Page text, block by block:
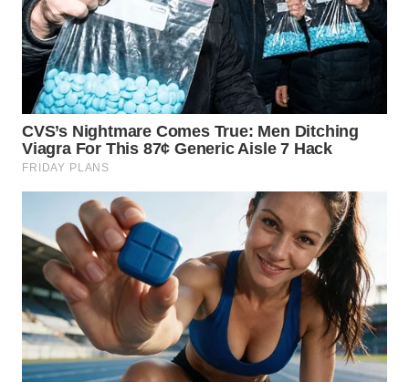
WN
SULUT
WN
MALUKU
WN
MALUT
DAIRI
WN
DANAU
TOBA
WN